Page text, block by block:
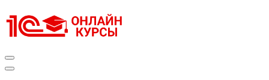
к
содержимому